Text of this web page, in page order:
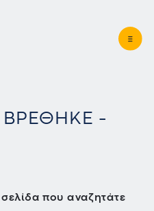
ΒΡΕΘΗΚΕ -
που αναζητάτε